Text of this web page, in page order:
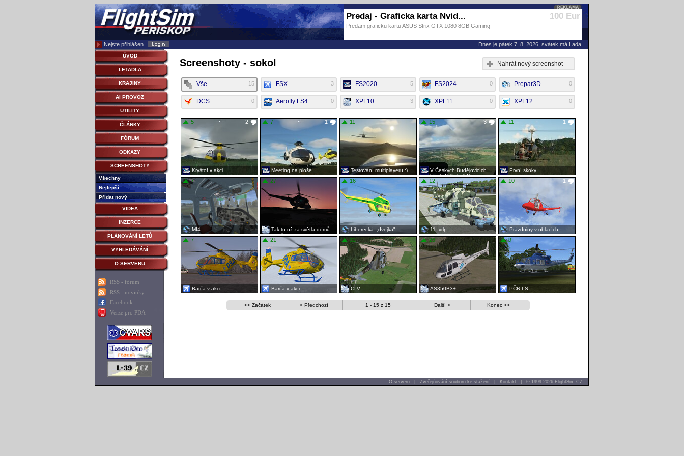
Predaj - Graficka karta Nvid... 100 Eur
Predam graficku kartu ASUS Strix GTX 1080 8GB Gaming
Nejste přihlášen Dnes je pátek 7. 8. 2026, svátek má Lada
ÚVOD
LETADLA
KRAJINY
AI PROVOZ
UTILITY
ČLÁNKY
FÓRUM
ODKAZY
SCREENSHOTY
Všechny
Nejlepší
Přidat nový
VIDEA
INZERCE
PLÁNOVÁNÍ LETŮ
VYHLEDÁVÁNÍ
O SERVERU
RSS - fórum
RSS - novinky
Facebook
Verze pro PDA
Screenshoty - sokol Nahrát nový screenshot
Vše 15 FSX 3 FS2020 5 FS2024 0 Prepar3D 0
DCS 0 Aerofly FS4 0 XPL10 3 XPL11 0 XPL12 0
2
5
Kryštof v akci
1
7
Meeting na ploše
11
Testování multiplayeru :)
3
15
V Českých Budějovicích
by chtěl žít každý…
1
11
První skoky
7
MI4
27
Tak to už za světla domů
nestihneme ...
16
Liberecká ,,dvojka"
12
11. vrlp
1
10
Prázdniny v oblacích
7
Barča v akci
21
Barča v akci
32
CLV
26
AS350B3+
9
PČR LS
<< Začátek < Předchozí 1 - 15 z 15 Další > Konec >>
O serveru Zveřejňování souborů ke stažení Kontakt © 1999-2026 FlightSim.CZ